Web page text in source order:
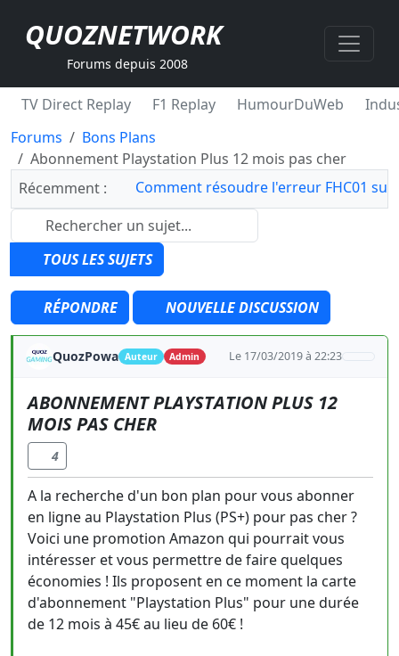
QUOZNETWORK
Forums depuis 2008
TV Direct Replay F1 Replay HumourDuWeb
Forums
Bons Plans
Abonnement Playstation Plus 12 mois pas cher
Récemment :
Comment résoudre l'erreur FHC01 sur
TOUS LES SUJETS
RÉPONDRE NOUVELLE DISCUSSION
QuozPowa Auteur Admin Le 17/03/2019 à 22:23
ABONNEMENT PLAYSTATION PLUS 12
MOIS PAS CHER
4
A la recherche d'un bon plan pour vous abonner
en ligne au Playstation Plus (PS+) pour pas cher ?
Voici une promotion Amazon qui pourrait vous
intéresser et vous permettre de faire quelques
économies ! Ils proposent en ce moment la carte
d'abonnement "Playstation Plus" pour une durée
de 12 mois à 45€ au lieu de 60€ !